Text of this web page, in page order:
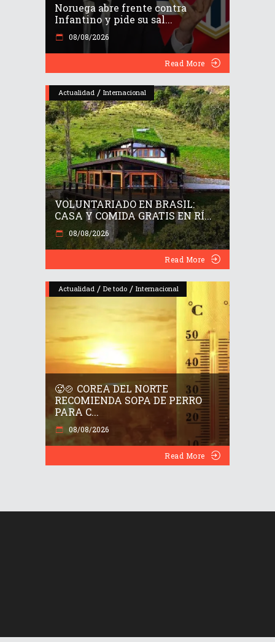
Noruega abre frente contra
Infantino y pide su sal...
08/08/2026
Read More
Actualidad / Internacional
VOLUNTARIADO EN BRASIL:
CASA Y COMIDA GRATIS EN RÍ...
08/08/2026
Read More
Actualidad / De todo / Internacional
🥵🍲 COREA DEL NORTE
RECOMIENDA SOPA DE PERRO
PARA C...
08/08/2026
Read More